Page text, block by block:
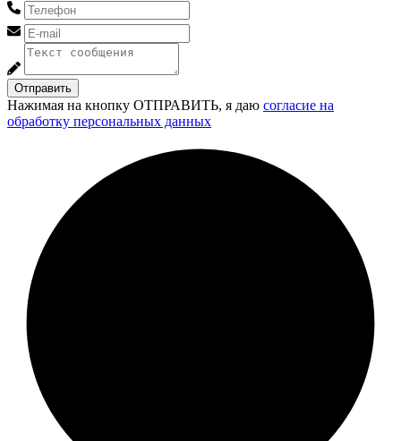
Отправить
Нажимая на кнопку ОТПРАВИТЬ, я даю согласие на
обработку персональных данных